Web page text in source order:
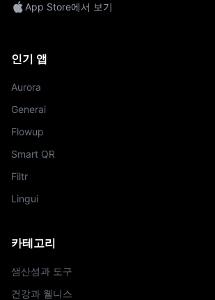
App Store에서 보기
인기 앱
Aurora
Generai
Flowup
Smart QR
Filtr
Lingui
카테고리
생산성과 도구
건강과 웰니스